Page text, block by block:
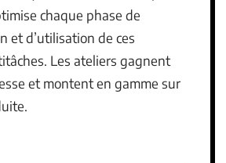
chaque phase de
et d’utilisation de ces
Les ateliers gagnent
et montent en gamme sur